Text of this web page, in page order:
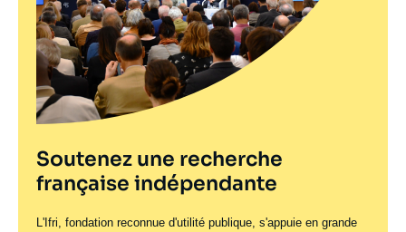
Soutenez une recherche
française indépendante
L'Ifri, fondation reconnue d'utilité publique, s'appuie en grande